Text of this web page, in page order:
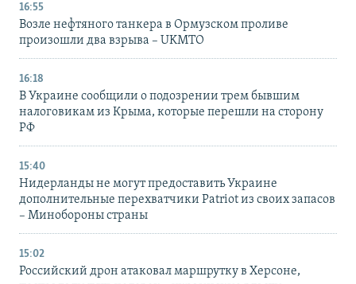
16:55
Возле нефтяного танкера в Ормузском проливе
произошли два взрыва – UKMTO
16:18
В Украине сообщили о подозрении трем бывшим
налоговикам из Крыма, которые перешли на сторону
РФ
15:40
Нидерланды не могут предоставить Украине
дополнительные перехватчики Patriot из своих запасов
– Минобороны страны
15:02
Российский дрон атаковал маршрутку в Херсоне,